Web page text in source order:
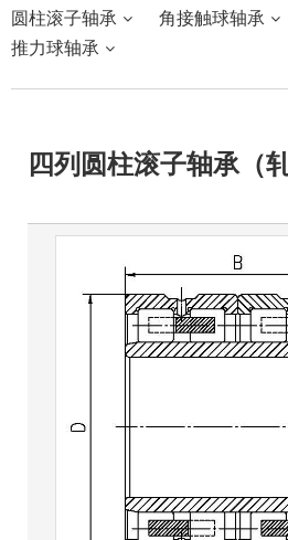
圆柱滚子轴承
角接触球轴承
推力球轴承
四列圆柱滚子轴承（